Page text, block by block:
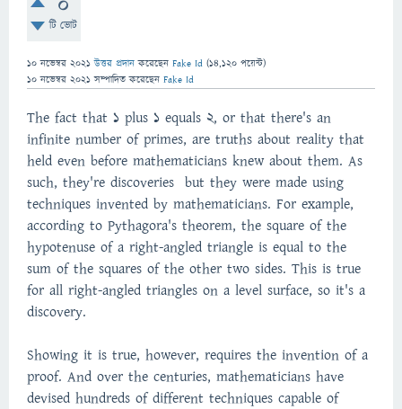
টি ভোট
10 নভেম্বর 2021 উত্তর প্রদান করেছেন Fake Id (14,120 পয়েন্ট)
10 নভেম্বর 2021 সম্পাদিত করেছেন Fake Id
The fact that 1 plus 1 equals 2, or that there's an
infinite number of primes, are truths about reality that
held even before mathematicians knew about them. As
such, they're discoveries but they were made using
techniques invented by mathematicians. For example,
according to Pythagora's theorem, the square of the
hypotenuse of a right-angled triangle is equal to the
sum of the squares of the other two sides. This is true
for all right-angled triangles on a level surface, so it's a
discovery.
Showing it is true, however, requires the invention of a
proof. And over the centuries, mathematicians have
devised hundreds of different techniques capable of